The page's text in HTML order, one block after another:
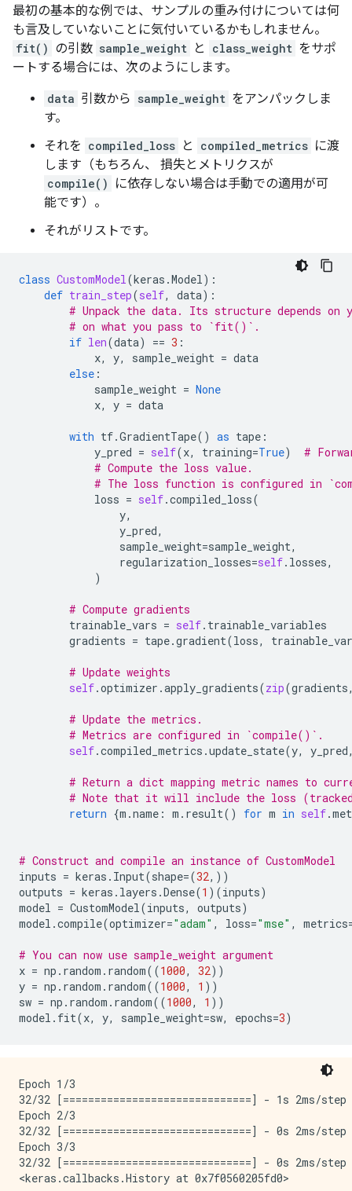
最初の基本的な例では、サンプルの重み付けについては何
も言及していないことに気付いているかもしれません。
fit() の引数 sample_weight と class_weight をサポ
ートする場合には、次のようにします。
data 引数から sample_weight をアンパックしま
す。
それを compiled_loss と compiled_metrics に渡
します（もちろん、 損失とメトリクスが
compile()
に依存しない場合は手動での適用が可
能です）。
それがリストです。
class CustomModel(keras .Model):
def train_step(self, data):
# Unpack the data. Its structure depends on
# on what you pass to `fit()`.
if len(data) == 3 :
x, y, sample_weight = data
else :
sample_weight = None
x, y = data
with tf.GradientTape() as tape :
y_pred = self(x, training=True)
#
# Compute the loss value.
# The loss function is configured in
loss = self.compiled_loss(
y,
y_pred,
sample_weight=sample_weight,
regularization_losses=self. losses,
)
# Compute gradients
trainable_vars = self. trainable_variables
gradients = tape.gradient(loss,
# Update weights
self.optimizer .apply_gradients(zip(gradients
# Update the metrics.
# Metrics are configured in `compile()`.
self.compiled_metrics .update_state(y, y_pred
# Return a dict mapping metric names to
# Note that it will include the loss
return {m .name : m . result() for m in self.
# Construct and compile an instance of CustomModel
inputs = keras . Input(shape=(32,))
outputs = keras . layers .Dense(1 )(inputs)
model = CustomModel(inputs, outputs)
model .compile(optimizer="adam" , loss="mse" , metrics
# You can now use sample_weight argument
x = np . random . random((1000, 32))
y = np . random . random((1000, 1 ))
sw = np . random . random((1000, 1 ))
model . fit(x, y, sample_weight=sw, epochs=3)
Epoch 1/3
32/32 [==============================] - 1s 2ms/
Epoch 2/3
32/32 [==============================] - 0s 2ms/
Epoch 3/3
32/32 [==============================] - 0s 2ms/